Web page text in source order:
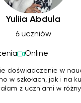
Yuliia Abdula
6 uczniów
Online
doświadczenie w
w szkołach, jak i na
z uczniami w
dorosłych, co